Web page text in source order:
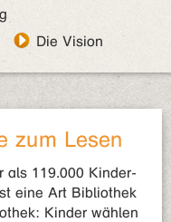
Die Vision
zum Lesen
als 119.000 Kinder-
eine Art Bibliothek
Kinder wählen